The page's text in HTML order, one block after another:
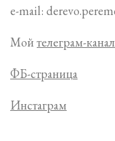
e-mail:
Мой телеграм-канал
ФБ-страница
Инстаграм